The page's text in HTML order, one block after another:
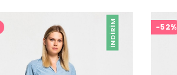
İNDIRIM -52%